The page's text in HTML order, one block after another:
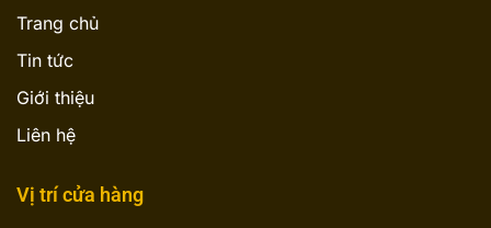
Trang chủ
Tin tức
Giới thiệu
Liên hệ
Vị trí cửa hàng